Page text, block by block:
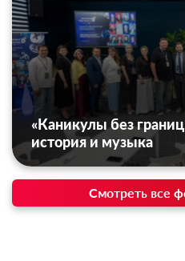
«Каникулы без
история и музыка
Смотреть все